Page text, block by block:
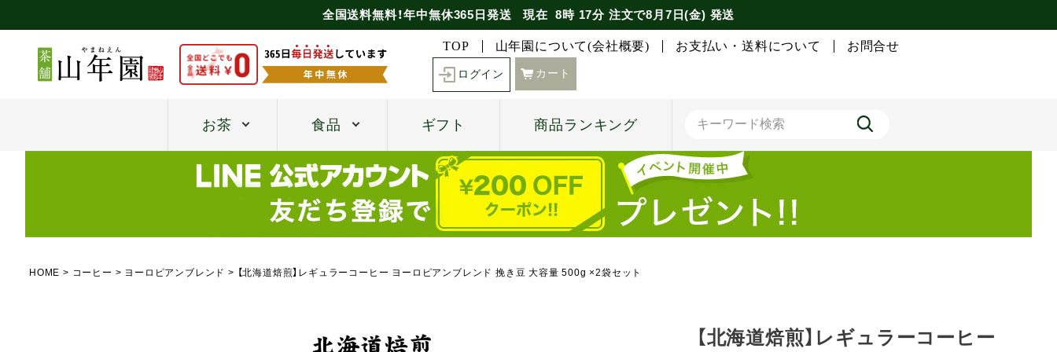
全国送料無料！年中無休365日発送 現在 8時 17分注文で8月7日(金) 発送
TOP 山年園について(会社概要) お支払い・送料について お問合せ
ログイン カート
お茶 食品 ギフト 商品ランキング
HOME コーヒー ヨーロピアンブレンド 【北海道焙煎】レギュラーコーヒー ヨーロピアンブレンド 挽き豆 大容量 500g ×2袋セット
【北海道焙煎】レギュラーコーヒー